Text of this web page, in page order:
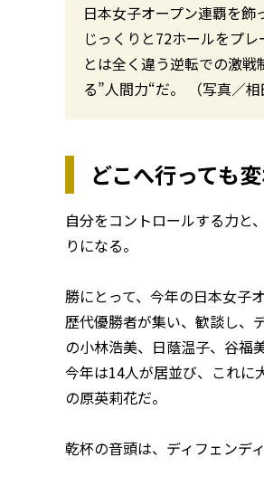
日本女子オープン連覇を飾
じっくりと72ホールをプ
とは全く違う逆転での激
る”人間力“だ。 （写真／相
どこへ行っても
自分をコントロールする力と
りになる。
勝にとって、今年の日本女子
歴代優勝者が集い、歓談し、
の小林浩美、日蔭温子、谷福
今年は14人が居並び、これに
の原英莉花だ。
乾杯の音頭は、ディフェンデ